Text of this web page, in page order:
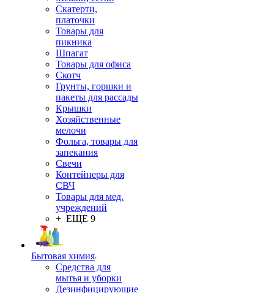
Скатерти,
платочки
Товары для
пикника
Шпагат
Товары для офиса
Скотч
Грунты, горшки и
пакеты для рассады
Крышки
Хозяйственные
мелочи
Фольга, товары для
запекания
Свечи
Контейнеры для
СВЧ
Товары для мед.
учреждений
+ ЕЩЕ 9
Бытовая химия
Средства для
мытья и уборки
Дезинфицирующие